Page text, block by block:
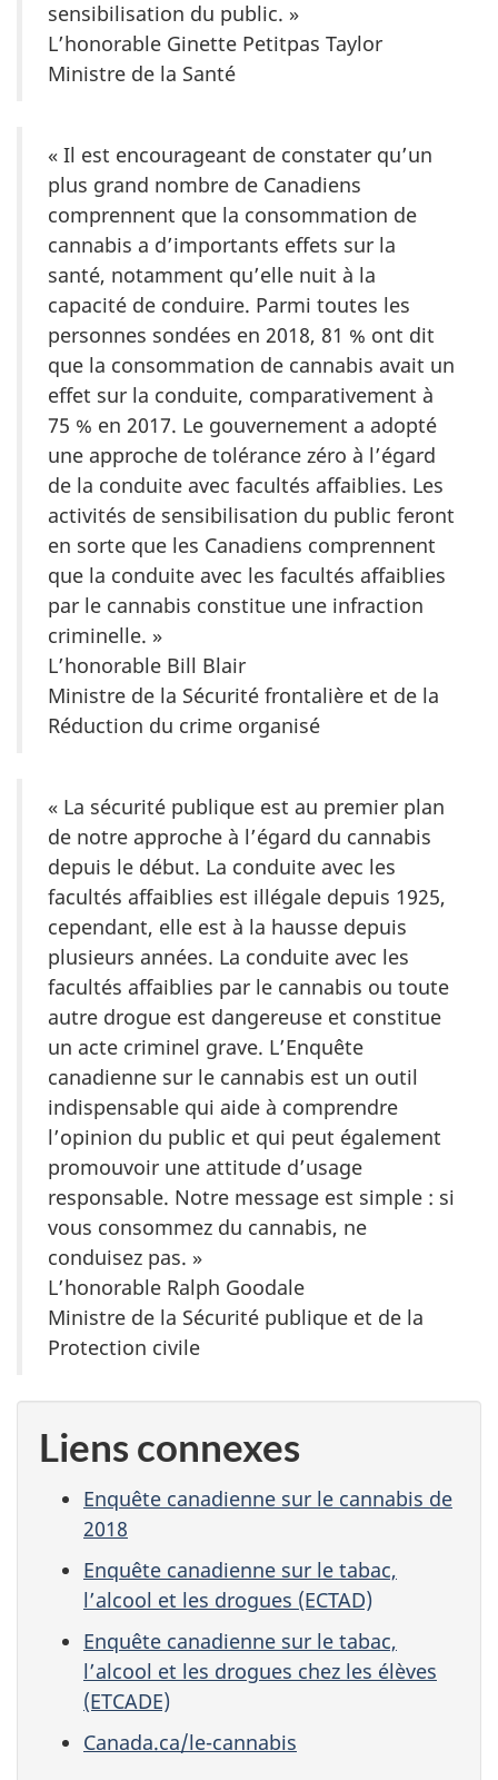
sensibilisation du public. »
L’honorable Ginette Petitpas Taylor
Ministre de la Santé
« Il est encourageant de constater qu’un
plus grand nombre de Canadiens
comprennent que la consommation de
cannabis a d’importants effets sur la
santé, notamment qu’elle nuit à la
capacité de conduire. Parmi toutes les
personnes sondées en 2018, 81 % ont dit
que la consommation de cannabis avait un
effet sur la conduite, comparativement à
75 % en 2017. Le gouvernement a adopté
une approche de tolérance zéro à l’égard
de la conduite avec facultés affaiblies. Les
activités de sensibilisation du public feront
en sorte que les Canadiens comprennent
que la conduite avec les facultés affaiblies
par le cannabis constitue une infraction
criminelle. »
L’honorable Bill Blair
Ministre de la Sécurité frontalière et de la
Réduction du crime organisé
« La sécurité publique est au premier plan
de notre approche à l’égard du cannabis
depuis le début. La conduite avec les
facultés affaiblies est illégale depuis 1925,
cependant, elle est à la hausse depuis
plusieurs années. La conduite avec les
facultés affaiblies par le cannabis ou toute
autre drogue est dangereuse et constitue
un acte criminel grave. L’Enquête
canadienne sur le cannabis est un outil
indispensable qui aide à comprendre
l’opinion du public et qui peut également
promouvoir une attitude d’usage
responsable. Notre message est simple : si
vous consommez du cannabis, ne
conduisez pas. »
L’honorable Ralph Goodale
Ministre de la Sécurité publique et de la
Protection civile
Liens connexes
Enquête canadienne sur le cannabis de
2018
Enquête canadienne sur le tabac,
l’alcool et les drogues (ECTAD)
Enquête canadienne sur le tabac,
l’alcool et les drogues chez les élèves
(ETCADE)
Canada.ca/le-cannabis